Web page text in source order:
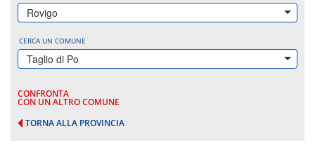
Rovigo
CERCA UN COMUNE
Taglio di Po
CONFRONTA
CON UN ALTRO COMUNE
TORNA ALLA PROVINCIA